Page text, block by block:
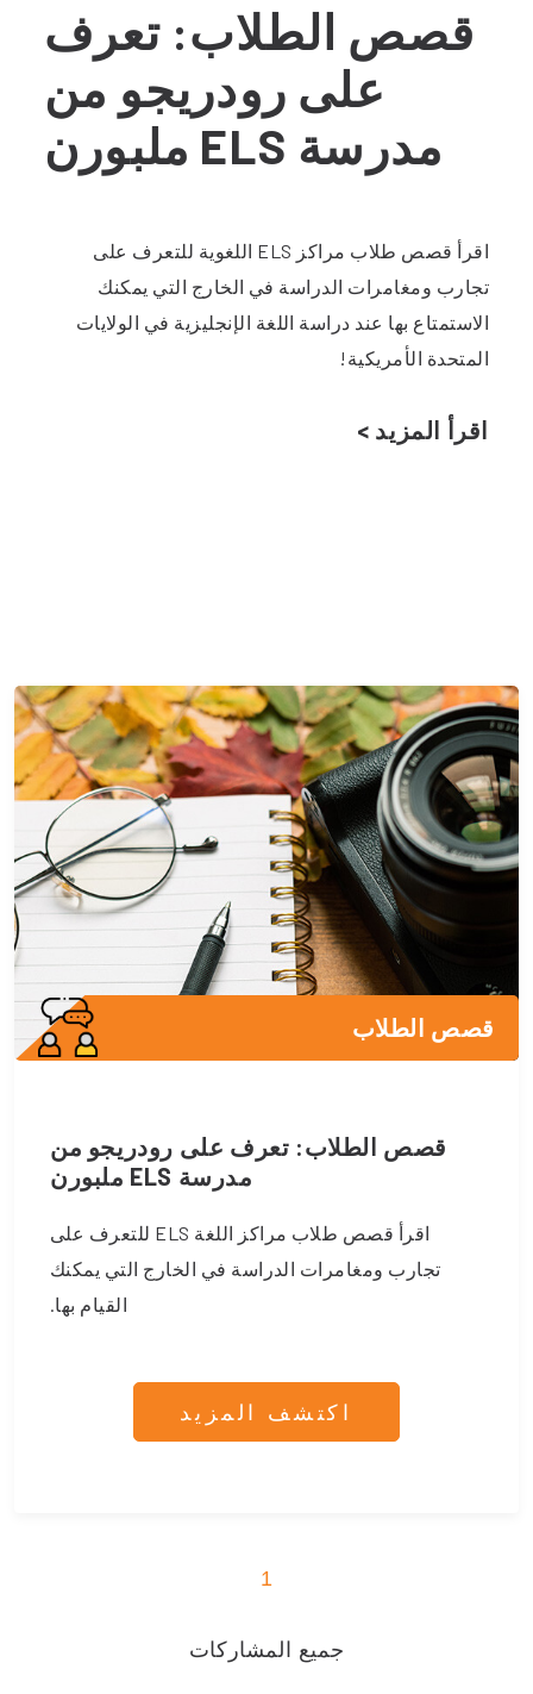
قصص الطلاب: تعرف
على رودريجو من
مدرسة ELS ملبورن
اقرأ قصص طلاب مراكز ELS اللغوية للتعرف على
تجارب ومغامرات الدراسة في الخارج التي يمكنك
الاستمتاع بها عند دراسة اللغة الإنجليزية في الولايات
المتحدة الأمريكية!
اقرأ المزيد >
قصص الطلاب
قصص الطلاب: تعرف على رودريجو من
مدرسة ELS ملبورن
اقرأ قصص طلاب مراكز اللغة ELS للتعرف على
تجارب ومغامرات الدراسة في الخارج التي يمكنك
القيام بها.
اكتشف المزيد
1
جميع المشاركات